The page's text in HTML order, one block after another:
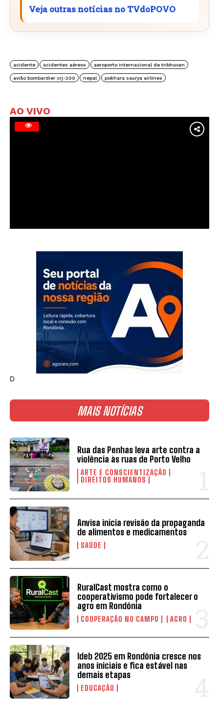
AO VIVO
D
MAIS NOTÍCIAS
Rua das Penhas leva arte contra a
violência às ruas de Porto Velho
ARTE E CONSCIENTIZAÇÃO
DIREITOS HUMANOS
Anvisa inicia revisão da propaganda
de alimentos e medicamentos
SAÚDE
RuralCast mostra como o
cooperativismo pode fortalecer o
agro em Rondônia
COOPERAÇÃO NO CAMPO AGRO
Ideb 2025 em Rondônia cresce nos
anos iniciais e fica estável nas
demais etapas
EDUCAÇÃO
Veja outras notícias no TVdoPOVO
acidente acidentes aéreos aeroporto internacional de tribhuvan
avião bombardier crj-200 nepal pokhara saurya airlines